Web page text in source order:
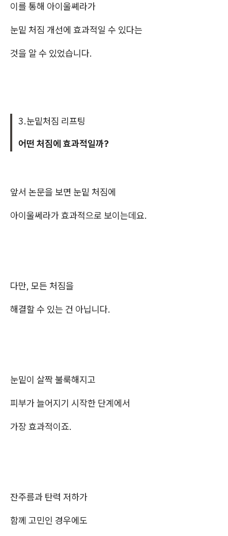
이를 통해 아이울쎼라가
눈밑 처짐 개선에 효과적일 수 있다는
것을 알 수 있었습니다.
3.눈밑처짐 리프팅
어떤 처짐에 효과적일까?
앞서 논문을 보면 눈밑 처짐에
아이울쎄라가 효과적으로 보이는데요.
다만, 모든 처짐을
해결할 수 있는 건 아닙니다.
눈밑이 살짝 불룩해지고
피부가 늘어지기 시작한 단계에서
가장 효과적이죠.
잔주름과 탄력 저하가
함께 고민인 경우에도